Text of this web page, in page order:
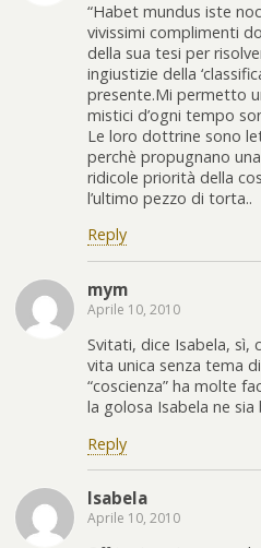
“Habet mundus iste
vivissimi complimenti
della sua tesi per
ingiustizie della
presente.Mi permetto
mistici d’ogni tempo
Le loro dottrine sono
perchè propugnano
ridicole priorità della
l’ultimo pezzo di torta..
Reply
mym
Aprile 10, 2010
Svitati, dice Isabela, sì,
vita unica senza tema
“coscienza” ha molte
la golosa Isabela ne
Reply
Isabela
Aprile 10, 2010